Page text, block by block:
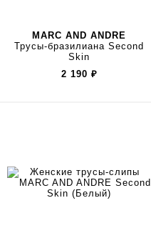
MARC AND ANDRE
Трусы-бразилиана Second
Skin
2 190 ₽